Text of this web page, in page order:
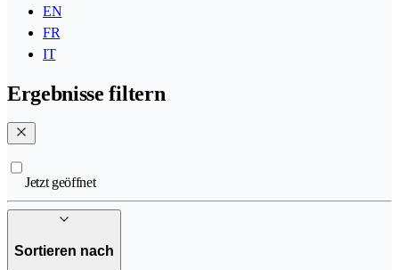
EN
FR
IT
Ergebnisse filtern
Jetzt geöffnet
Sortieren nach